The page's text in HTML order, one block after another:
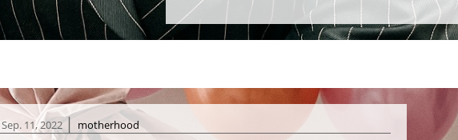
Sep. 11, 2022| motherhood